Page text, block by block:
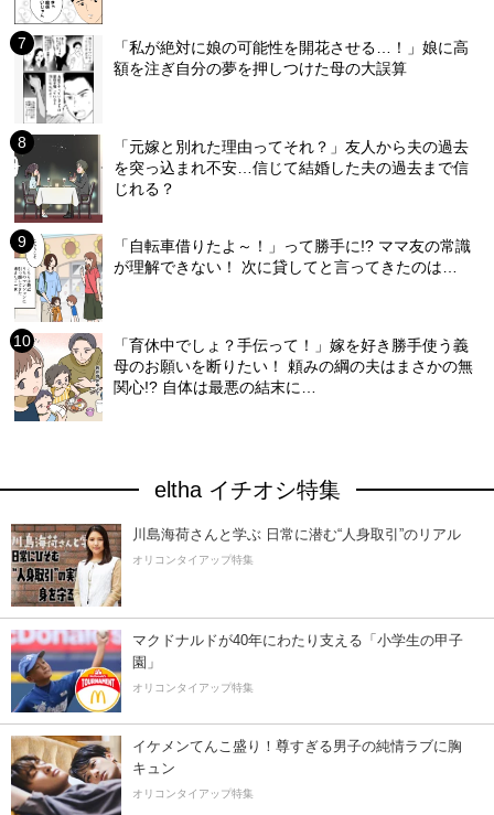
「私が絶対に娘の可能性を開花させる…！」娘に高
額を注ぎ自分の夢を押しつけた母の大誤算
「元嫁と別れた理由ってそれ？」友人から夫の過去
を突っ込まれ不安…信じて結婚した夫の過去まで信
じれる？
「自転車借りたよ～！」って勝手に!? ママ友の常識
が理解できない！ 次に貸してと言ってきたのは…
「育休中でしょ？手伝って！」嫁を好き勝手使う義
母のお願いを断りたい！ 頼みの綱の夫はまさかの無
関心!? 自体は最悪の結末に…
eltha イチオシ特集
川島海荷さんと学ぶ 日常に潜む“人身取引”のリアル
オリコンタイアップ特集
マクドナルドが40年にわたり支える「小学生の甲子
園」
オリコンタイアップ特集
イケメンてんこ盛り！尊すぎる男子の純情ラブに胸
キュン
オリコンタイアップ特集